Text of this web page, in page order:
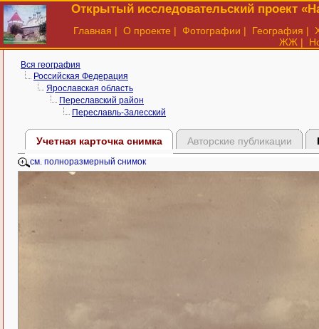
Открытый исследовательский проект
Главная | О проекте | Фотографии | География |
ЖЖ |
Вся география
Российская Федерация
Ярославская область
Переславский район
Переславль-Залесский
Учетная карточка снимка Авторские публикации
см. полноразмерный снимок